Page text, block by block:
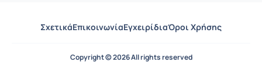
ΣχετικάΕπικοινωνίαΕγχειρίδιαΌροι Χρήσης
Copyright © 2026 All rights reserved